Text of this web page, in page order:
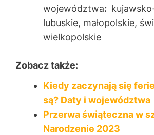
województwa:
lubuskie, małopolskie,
wielkopolskie
Zobacz także:
Kiedy zaczynają się
są? Daty i województwa
Przerwa świąteczna w
Narodzenie 2023